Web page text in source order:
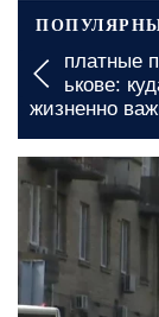
Графики
на 6
длительные
сегодня, 23:00